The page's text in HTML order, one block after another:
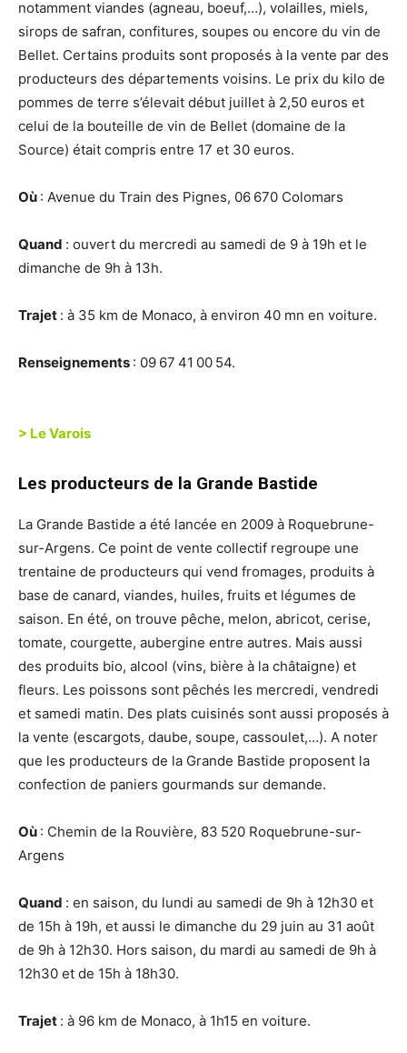
notamment viandes (agneau, boeuf,…), volailles, miels,
sirops de safran, confitures, soupes ou encore du vin de
Bellet. Certains produits sont proposés à la vente par des
producteurs des départements voisins. Le prix du kilo de
pommes de terre s’élevait début juillet à 2,50 euros et
celui de la bouteille de vin de Bellet (domaine de la
Source) était compris entre 17 et 30 euros.
Où : Avenue du Train des Pignes, 06 670 Colomars
Quand : ouvert du mercredi au samedi de 9 à 19h et le
dimanche de 9h à 13h.
Trajet : à 35 km de Monaco, à environ 40 mn en voiture.
Renseignements : 09 67 41 00 54.
> Le Varois
Les producteurs de la Grande Bastide
La Grande Bastide a été lancée en 2009 à Roquebrune-
sur-Argens. Ce point de vente collectif regroupe une
trentaine de producteurs qui vend fromages, produits à
base de canard, viandes, huiles, fruits et légumes de
saison. En été, on trouve pêche, melon, abricot, cerise,
tomate, courgette, aubergine entre autres. Mais aussi
des produits bio, alcool (vins, bière à la châtaigne) et
fleurs. Les poissons sont pêchés les mercredi, vendredi
et samedi matin. Des plats cuisinés sont aussi proposés à
la vente (escargots, daube, soupe, cassoulet,…). A noter
que les producteurs de la Grande Bastide proposent la
confection de paniers gourmands sur demande.
Où : Chemin de la Rouvière, 83 520 Roquebrune-sur-
Argens
Quand : en saison, du lundi au samedi de 9h à 12h30 et
de 15h à 19h, et aussi le dimanche du 29 juin au 31 août
de 9h à 12h30. Hors saison, du mardi au samedi de 9h à
12h30 et de 15h à 18h30.
Trajet : à 96 km de Monaco, à 1h15 en voiture.